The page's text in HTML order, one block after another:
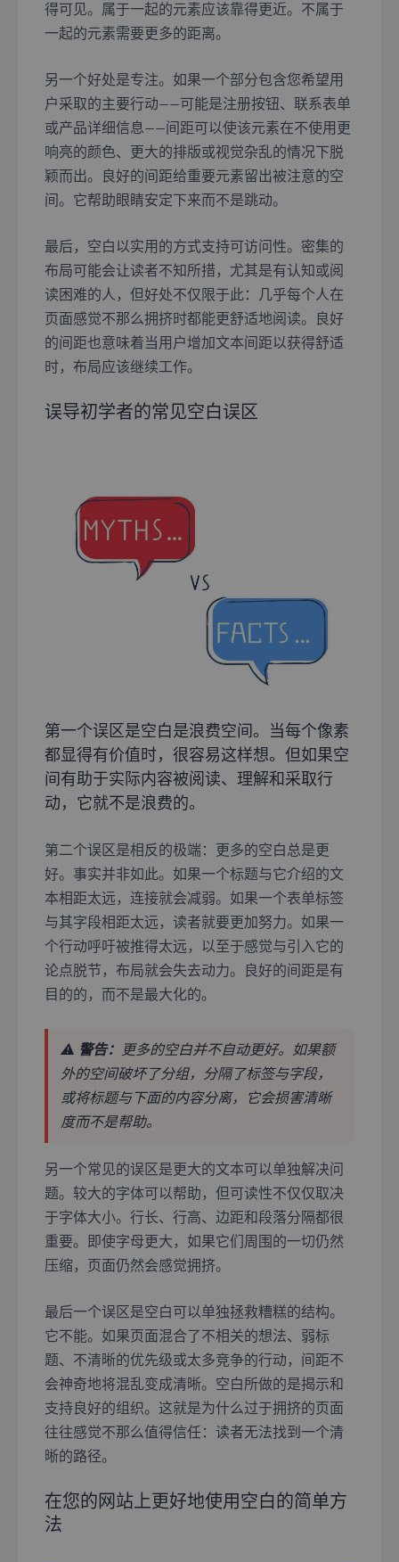
得可见。属于一起的元素应该靠得更近。不属于
一起的元素需要更多的距离。
另一个好处是专注。如果一个部分包含您希望用
户采取的主要行动——可能是注册按钮、联系表单
或产品详细信息——间距可以使该元素在不使用更
响亮的颜色、更大的排版或视觉杂乱的情况下脱
颖而出。良好的间距给重要元素留出被注意的空
间。它帮助眼睛安定下来而不是跳动。
最后，空白以实用的方式支持可访问性。密集的
布局可能会让读者不知所措，尤其是有认知或阅
读困难的人，但好处不仅限于此：几乎每个人在
页面感觉不那么拥挤时都能更舒适地阅读。良好
的间距也意味着当用户增加文本间距以获得舒适
时，布局应该继续工作。
误导初学者的常见空白误区
第一个误区是空白是浪费空间。当每个像素
都显得有价值时，很容易这样想。但如果空
间有助于实际内容被阅读、理解和采取行
动，它就不是浪费的。
第二个误区是相反的极端：更多的空白总是更
好。事实并非如此。如果一个标题与它介绍的文
本相距太远，连接就会减弱。如果一个表单标签
与其字段相距太远，读者就要更加努力。如果一
个行动呼吁被推得太远，以至于感觉与引入它的
论点脱节，布局就会失去动力。良好的间距是有
目的的，而不是最大化的。
⚠️ 警告： 更多的空白并不自动更好。如果额
外的空间破坏了分组，分隔了标签与字段，
或将标题与下面的内容分离，它会损害清晰
度而不是帮助。
另一个常见的误区是更大的文本可以单独解决问
题。较大的字体可以帮助，但可读性不仅仅取决
于字体大小。行长、行高、边距和段落分隔都很
重要。即使字母更大，如果它们周围的一切仍然
压缩，页面仍然会感觉拥挤。
最后一个误区是空白可以单独拯救糟糕的结构。
它不能。如果页面混合了不相关的想法、弱标
题、不清晰的优先级或太多竞争的行动，间距不
会神奇地将混乱变成清晰。空白所做的是揭示和
支持良好的组织。这就是为什么过于拥挤的页面
往往感觉不那么值得信任：读者无法找到一个清
晰的路径。
在您的网站上更好地使用空白的简单方
法